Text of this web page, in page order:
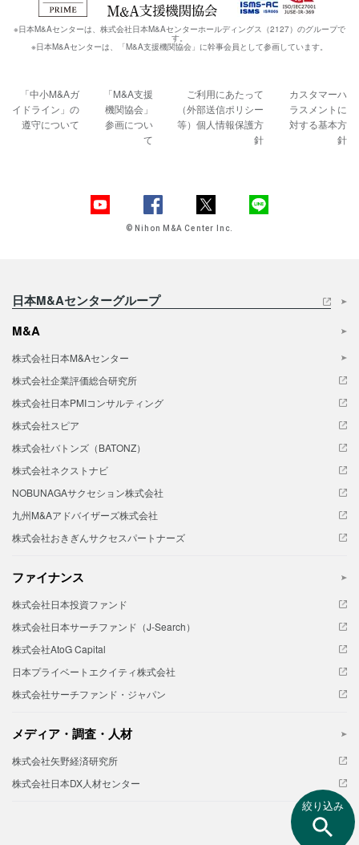
※日本M&Aセンターは、株式会社日本M&Aセンターホールディングス（2127）のグループで
す。
※日本M&Aセンターは、「M&A支援機関協会」に幹事会員として参画しています。
「中小M&Aガ
イドライン」の
遵守について
「M&A支援
機関協会」
参画につい
て
ご利用にあたって
（外部送信ポリシー
等）個人情報保護方
針
カスタマーハ
ラスメントに
対する基本方
針
© Nihon M&A Center Inc.
日本M&Aセンターグループ
M&A
株式会社日本M&Aセンター
株式会社企業評価総合研究所
株式会社日本PMIコンサルティング
株式会社スピア
株式会社バトンズ（BATONZ）
株式会社ネクストナビ
NOBUNAGAサクセション株式会社
九州M&Aアドバイザーズ株式会社
株式会社おきぎんサクセスパートナーズ
ファイナンス
株式会社日本投資ファンド
株式会社日本サーチファンド（J-Search）
株式会社AtoG Capital
日本プライベートエクイティ株式会社
株式会社サーチファンド・ジャパン
メディア・調査・人材
株式会社矢野経済研究所
株式会社日本DX人材センター
絞り込み